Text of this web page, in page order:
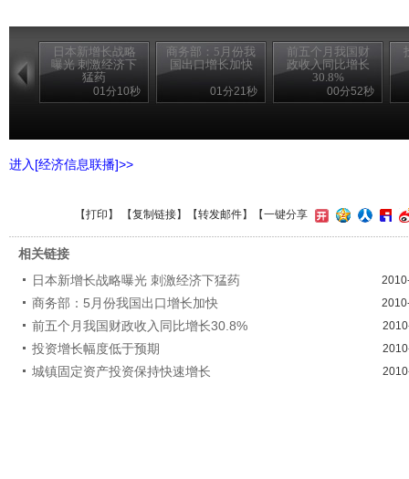
日本新增长战略
曝光 刺激经济下
猛药
01分10秒
商务部：5月份我
国出口增长加快
01分21秒
前五个月我国财
政收入同比增长
30.8%
00分52秒
进入[经济信息联播]>>
【打印 】 【复制链接】【转发邮件】【一键分享
相关链接
日本新增长战略曝光 刺激经济下猛药
商务部：5月份我国出口增长加快
前五个月我国财政收入同比增长30.8%
投资增长幅度低于预期
城镇固定资产投资保持快速增长